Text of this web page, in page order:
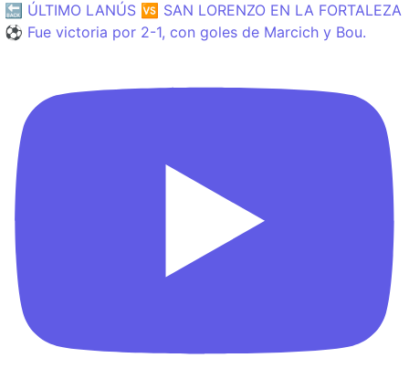
🔙 ÚLTIMO LANÚS 🆚 SAN LORENZO EN LA FORTALEZA
⚽️ Fue victoria por 2-1, con goles de Marcich y Bou.